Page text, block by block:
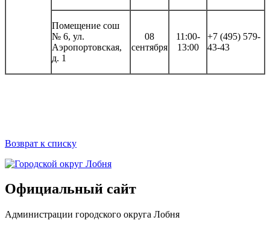
Помещение сош
№ 6, ул.
Аэропортовская,
д. 1
08
сентября
11:00-
13:00
+7 (495) 579-
43-43
Возврат к списку
Официальный сайт
Администрации городского округа Лобня